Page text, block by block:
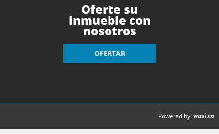
Oferte su
inmueble con
nosotros
OFERTAR
Powered by:wasi.co